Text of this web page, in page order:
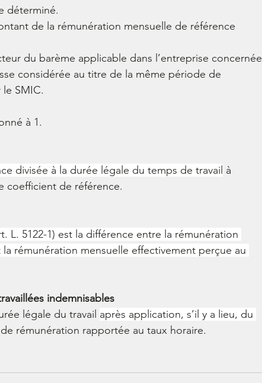
déterminé.
de la rémunération mensuelle de référence
du barème applicable dans l’entreprise concernée
considérée au titre de la même période de
SMIC.
à 1.
divisée à la durée légale du temps de travail à
coefficient de référence.
L. 5122-1) est la différence entre la rémunération
rémunération mensuelle effectivement perçue au
indemnisables
légale du travail après application, s’il y a lieu, du
rémunération rapportée au taux horaire.